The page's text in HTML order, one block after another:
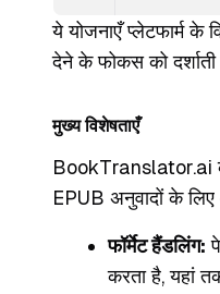
ये योजनाएँ प्लेटफार्म
देने के फोकस को दर्शाती
मुख्य विशेषताएँ
BookTranslator.ai
EPUB अनुवादों के
फॉर्मेट हैंडलिंग:
करता है, यहां